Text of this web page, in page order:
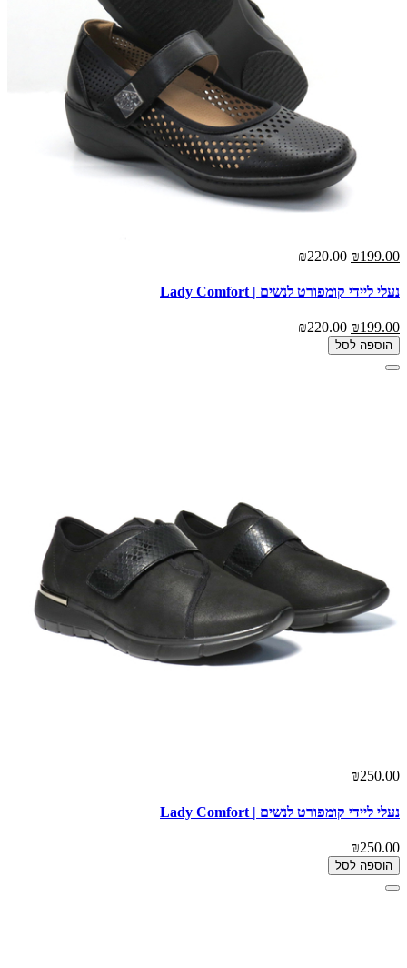
₪199.00
₪220.00
נעלי ליידי קומפורט לנשים | Lady Comfort
₪199.00
₪220.00
הוספה לסל
₪250.00
נעלי ליידי קומפורט לנשים | Lady Comfort
₪250.00
הוספה לסל